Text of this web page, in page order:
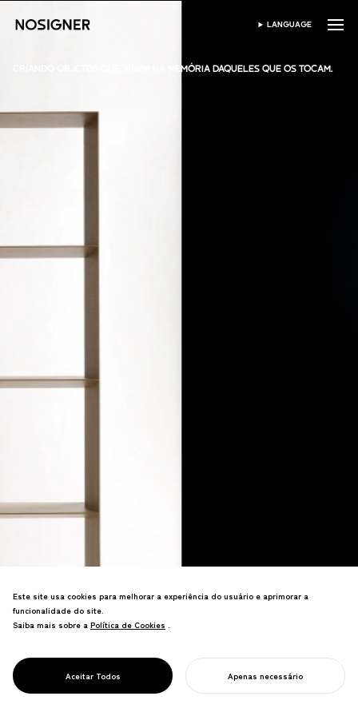
INÍCIO SELECIONAR IDIOMA
LANGUAGE
CRIANDO OBJETOS QUE VIVEM NA MEMÓRIA DAQUELES QUE OS TOCAM.
DESIGN DE PRODUTO
coisas, é sobre moldar como as coisas
se conectam às pessoas.
Este site usa cookies para melhorar a experiência do usuário e aprimorar a
funcionalidade do site.
Saiba mais sobre a Política de Cookies
Política de Cookies .
Aceitar Todos Apenas necessário